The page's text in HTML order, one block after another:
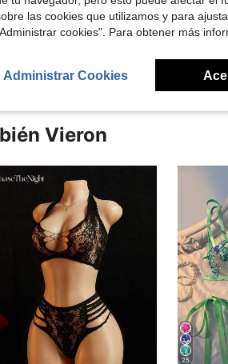
Ver Más Reseñas
Vieron
25
las cookies que utilizamos y para
cookies". Para obtener más
Administrar Cookies